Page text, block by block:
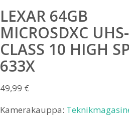
LEXAR 64GB
MICROSDXC
CLASS 10 HIGH
633X
49,99 €
Kamerakauppa: